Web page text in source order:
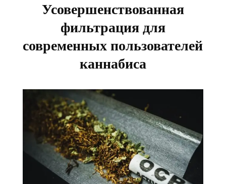
Усовершенствованная
фильтрация для
современных пользователей
каннабиса